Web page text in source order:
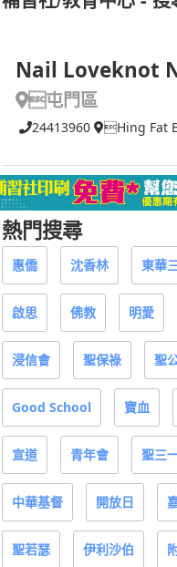
Nail Loveknot
屯門區
24413960 Hing Fat
熱門搜尋
惠僑 沈香林 東華
啟思 佛教 明愛
浸信會 聖保祿 聖
Good School 寶血
宣道 青年會 聖三
中華基督 開放日
聖若瑟 伊利沙伯